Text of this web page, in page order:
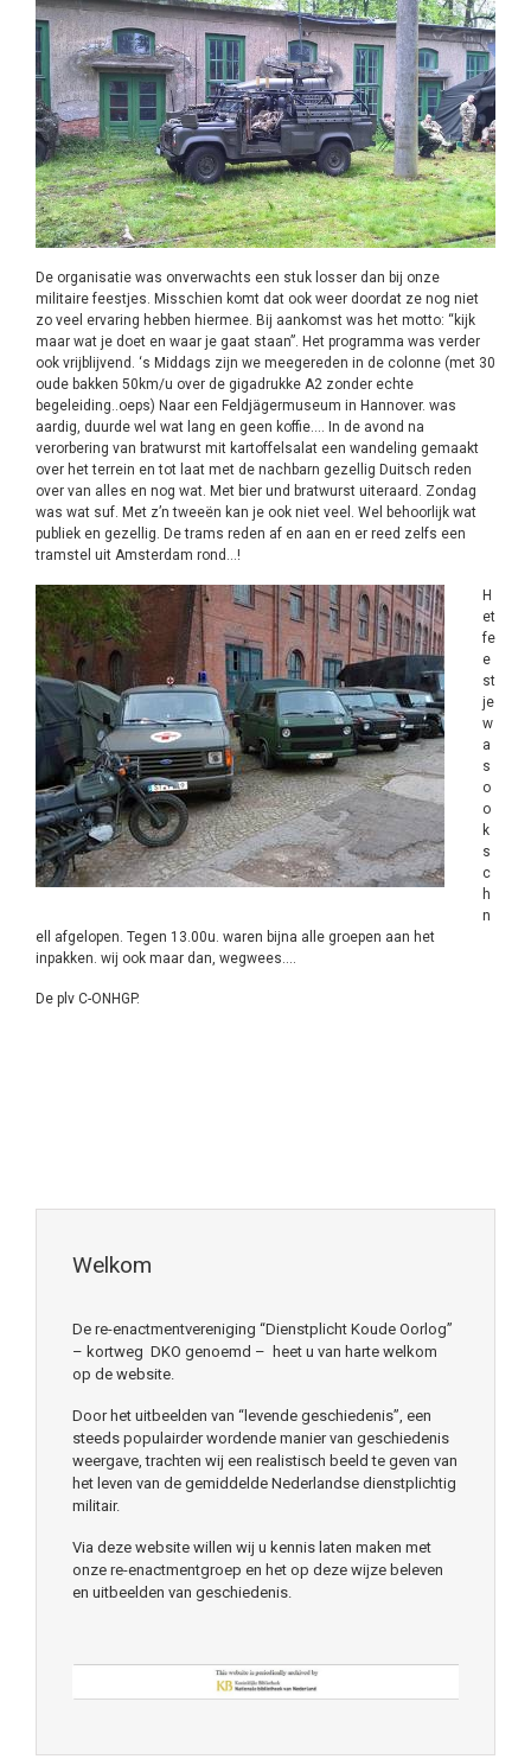
De organisatie was onverwachts een stuk losser dan bij onze
militaire feestjes. Misschien komt dat ook weer doordat ze nog niet
zo veel ervaring hebben hiermee. Bij aankomst was het motto: “kijk
maar wat je doet en waar je gaat staan”. Het programma was verder
ook vrijblijvend. ‘s Middags zijn we meegereden in de colonne (met 30
oude bakken 50km/u over de gigadrukke A2 zonder echte
begeleiding..oeps) Naar een Feldjägermuseum in Hannover. was
aardig, duurde wel wat lang en geen koffie…. In de avond na
verorbering van bratwurst mit kartoffelsalat een wandeling gemaakt
over het terrein en tot laat met de nachbarn gezellig Duitsch reden
over van alles en nog wat. Met bier und bratwurst uiteraard. Zondag
was wat suf. Met z’n tweeën kan je ook niet veel. Wel behoorlijk wat
publiek en gezellig. De trams reden af en aan en er reed zelfs een
tramstel uit Amsterdam rond…!
H
et
fe
e
st
je
w
a
s
o
o
k
s
c
h
n
ell afgelopen. Tegen 13.00u. waren bijna alle groepen aan het
inpakken. wij ook maar dan, wegwees….
De plv C-ONHGP.
Welkom
De re-enactmentvereniging “Dienstplicht Koude Oorlog”
– kortweg DKO genoemd – heet u van harte welkom
op de website.
Door het uitbeelden van “levende geschiedenis”, een
steeds populairder wordende manier van geschiedenis
weergave, trachten wij een realistisch beeld te geven van
het leven van de gemiddelde Nederlandse dienstplichtig
militair.
Via deze website willen wij u kennis laten maken met
onze re-enactmentgroep en het op deze wijze beleven
en uitbeelden van geschiedenis.